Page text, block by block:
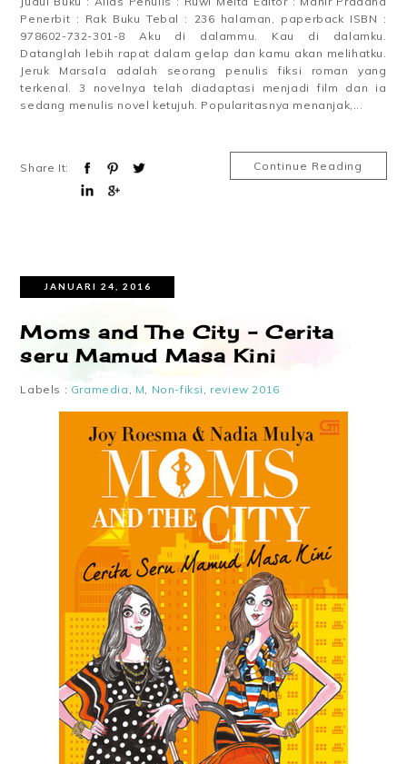
Penerbit : Rak Buku Tebal : 236 halaman, paperback ISBN :
978602-732-301-8 Aku di dalammu. Kau di dalamku.
Datanglah lebih rapat dalam gelap dan kamu akan melihatku.
Jeruk Marsala adalah seorang penulis fiksi roman yang
terkenal. 3 novelnya telah diadaptasi menjadi film dan ia
sedang menulis novel ketujuh. Popularitasnya menanjak,...
Share It: Continue Reading
JANUARI 24, 2016
Moms and The City – Cerita
seru Mamud Masa Kini
Labels : Gramedia , M, Non-fiksi , review 2016